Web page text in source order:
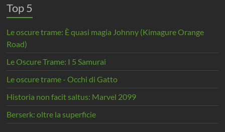
Top 5
Le oscure trame: È quasi magia Johnny (Kimagure Orange
Road)
Le Oscure Trame: I 5 Samurai
Le oscure trame - Occhi di Gatto
Historia non facit saltus: Marvel 2099
Berserk: oltre la superficie